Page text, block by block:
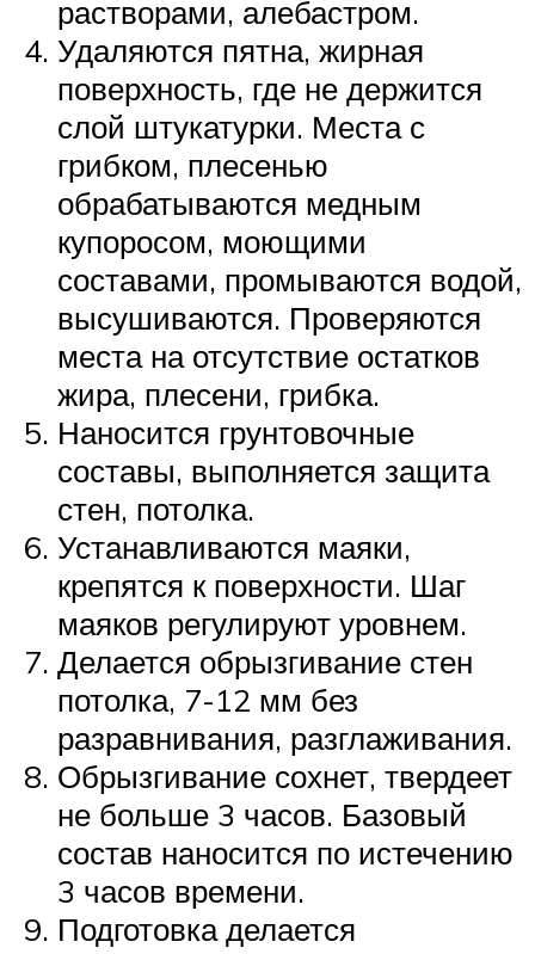
растворами, алебастром.
Удаляются пятна, жирная
поверхность, где не держится
слой штукатурки. Места с
грибком, плесенью
обрабатываются медным
купоросом, моющими
составами, промываются водой,
высушиваются. Проверяются
места на отсутствие остатков
жира, плесени, грибка.
Наносится грунтовочные
составы, выполняется защита
стен, потолка.
Устанавливаются маяки,
крепятся к поверхности. Шаг
маяков регулируют уровнем.
Делается обрызгивание стен
потолка, 7-12 мм без
разравнивания, разглаживания.
Обрызгивание сохнет, твердеет
не больше 3 часов. Базовый
состав наносится по истечению
3 часов времени.
Подготовка делается